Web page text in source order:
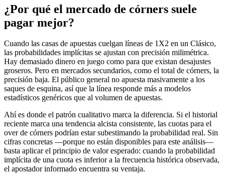
¿Por qué el mercado de córners suele
pagar mejor?
Cuando las casas de apuestas cuelgan líneas de 1X2 en un Clásico,
las probabilidades implícitas se ajustan con precisión milimétrica.
Hay demasiado dinero en juego como para que existan desajustes
groseros. Pero en mercados secundarios, como el total de córners, la
precisión baja. El público general no apuesta masivamente a los
saques de esquina, así que la línea responde más a modelos
estadísticos genéricos que al volumen de apuestas.
Ahí es donde el patrón cualitativo marca la diferencia. Si el historial
reciente marca una tendencia alcista consistente, las cuotas para el
over de córners podrían estar subestimando la probabilidad real. Sin
cifras concretas —porque no están disponibles para este análisis—
basta aplicar el principio de valor esperado: cuando la probabilidad
implícita de una cuota es inferior a la frecuencia histórica observada,
el apostador informado encuentra su ventaja.